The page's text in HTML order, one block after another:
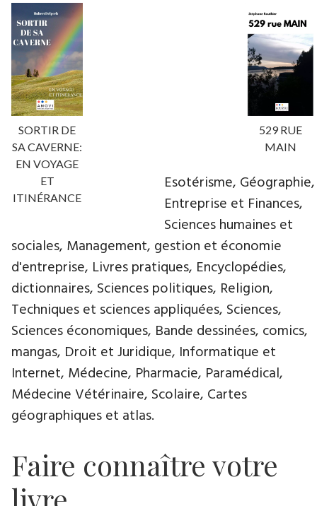
SORTIR DE
SA CAVERNE:
EN VOYAGE
ET
ITINÉRANCE
529 RUE
MAIN
Esotérisme, Géographie,
Entreprise et Finances,
Sciences humaines et
sociales, Management, gestion et économie
d'entreprise, Livres pratiques, Encyclopédies,
dictionnaires, Sciences politiques, Religion,
Techniques et sciences appliquées, Sciences,
Sciences économiques, Bande dessinées, comics,
mangas, Droit et Juridique, Informatique et
Internet, Médecine, Pharmacie, Paramédical,
Médecine Vétérinaire, Scolaire, Cartes
géographiques et atlas.
Faire connaître votre